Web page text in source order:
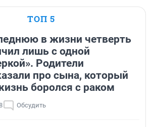
ТОП 5
в жизни четверть
лишь с одной
Родители
про сына, который
боролся с раком
Обсудить